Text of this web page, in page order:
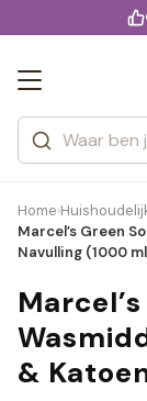
Zoeken
Categorieën
Merken
Home›
Marcel’s Green
Navulling (1000
&